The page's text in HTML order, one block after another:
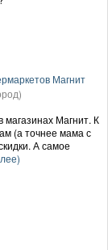
Магнит
магазинах Магнит. К
(а точнее мама с
А самое